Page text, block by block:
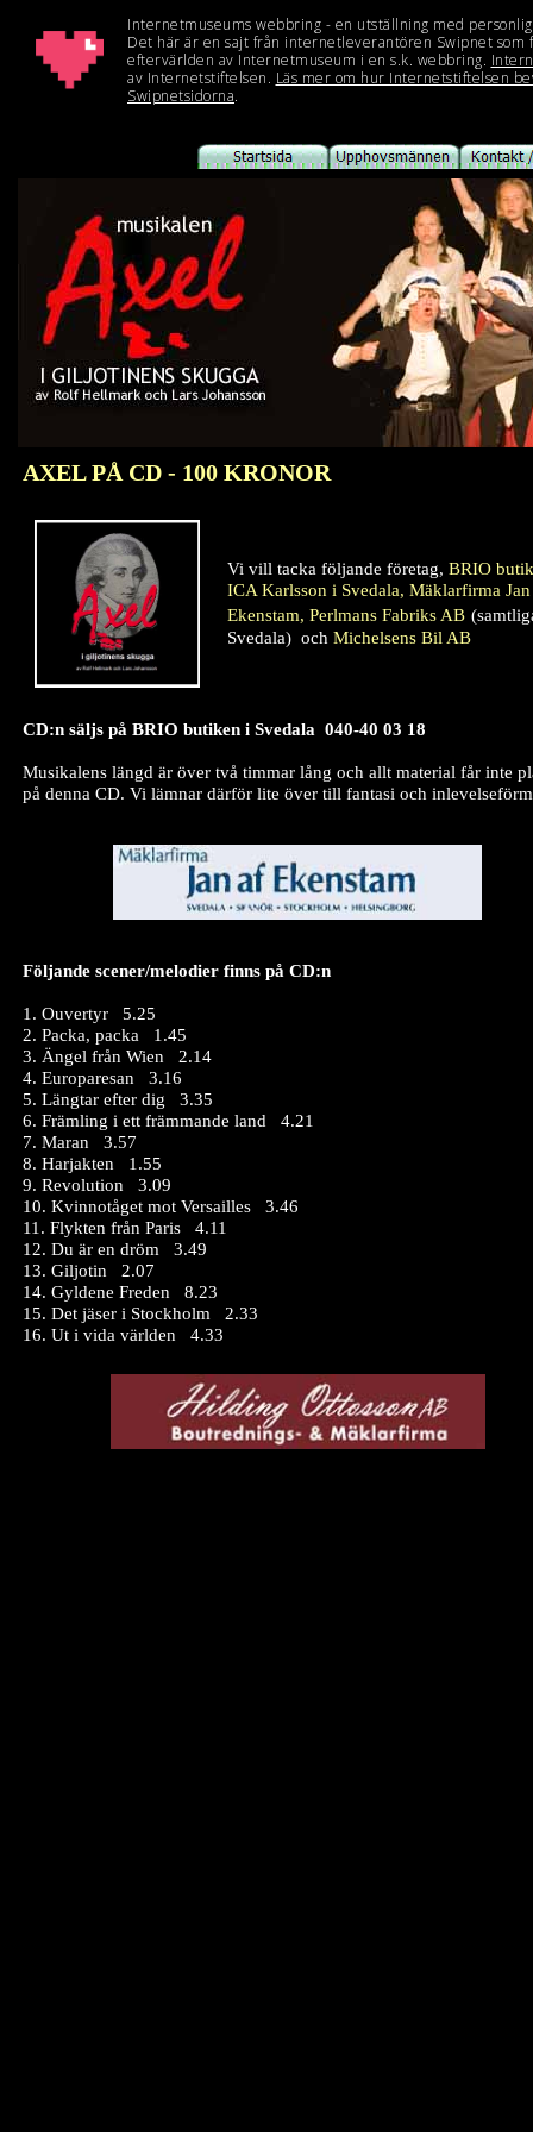
AXEL PÅ CD - 100 KRONOR
Vi vill tacka följande företag, BRIO
ICA Karlsson i Svedala, Mäklarfirma
Ekenstam, Perlmans Fabriks AB
Svedala) och Michelsens Bil AB
CD:n säljs på BRIO butiken i Svedala 040-40 03 18
Musikalens längd är över två timmar lång och allt material får inte
på denna CD. Vi lämnar därför lite över till fantasi och
Följande scener/melodier finns på CD:n
1. Ouvertyr 5.25
2. Packa, packa 1.45
3. Ängel från Wien 2.14
4. Europaresan 3.16
5. Längtar efter dig 3.35
6. Främling i ett främmande land 4.21
7. Maran 3.57
8. Harjakten 1.55
9. Revolution 3.09
10. Kvinnotåget mot Versailles 3.46
11. Flykten från Paris 4.11
12. Du är en dröm 3.49
13. Giljotin 2.07
14. Gyldene Freden 8.23
15. Det jäser i Stockholm 2.33
16. Ut i vida världen 4.33